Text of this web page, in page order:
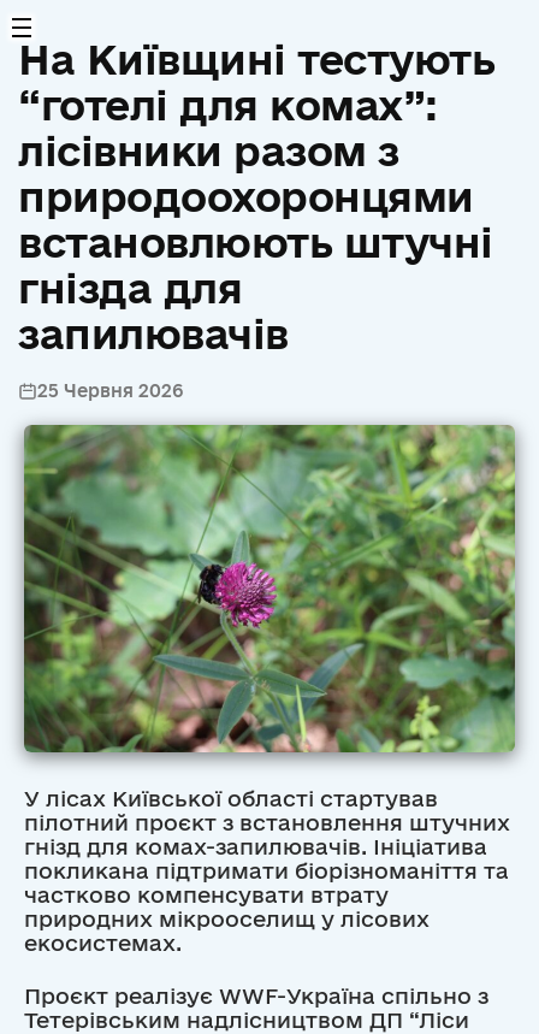
На Київщині тестують
“готелі для комах”:
лісівники разом з
природоохоронцями
встановлюють штучні
гнізда для
запилювачів
25 Червня 2026
У лісах Київської області стартував
пілотний проєкт з встановлення штучних
гнізд для комах-запилювачів. Ініціатива
покликана підтримати біорізноманіття та
частково компенсувати втрату
природних мікрооселищ у лісових
екосистемах.
Проєкт реалізує WWF-Україна спільно з
Тетерівським надлісництвом ДП “Ліси